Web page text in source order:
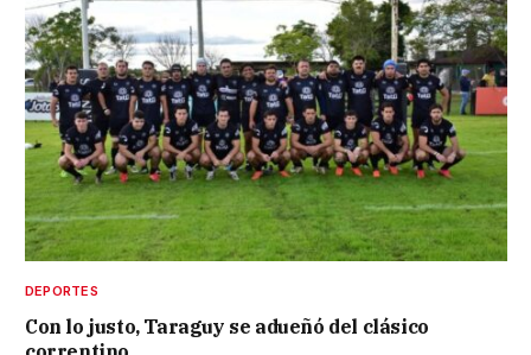
DEPORTES
Con lo justo, Taraguy se adueñó del clásico